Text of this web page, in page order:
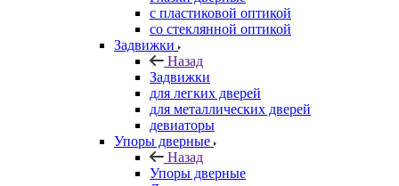
с пластиковой оптикой
со стеклянной оптикой
Задвижки
Назад
Задвижки
для легких дверей
для металлических дверей
девиаторы
Упоры дверные
Назад
Упоры дверные